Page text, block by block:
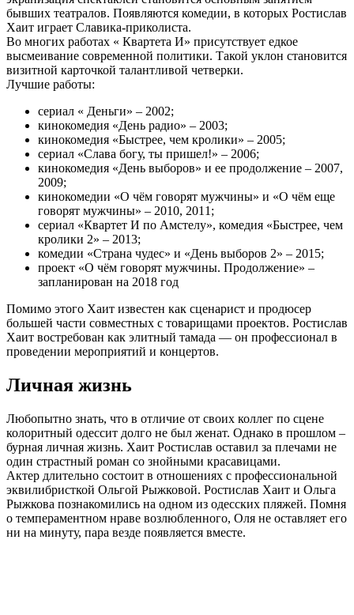
бывших театралов. Появляются комедии, в которых Ростислав
Хаит играет Славика-приколиста.
Во многих работах « Квартета И» присутствует едкое
высмеивание современной политики. Такой уклон становится
визитной карточкой талантливой четверки.
Лучшие работы:
сериал « Деньги» – 2002;
кинокомедия «День радио» – 2003;
кинокомедия «Быстрее, чем кролики» – 2005;
сериал «Слава богу, ты пришел!» – 2006;
кинокомедия «День выборов» и ее продолжение – 2007,
2009;
кинокомедии «О чём говорят мужчины» и «О чём еще
говорят мужчины» – 2010, 2011;
сериал «Квартет И по Амстелу», комедия «Быстрее, чем
кролики 2» – 2013;
комедии «Страна чудес» и «День выборов 2» – 2015;
проект «О чём говорят мужчины. Продолжение» –
запланирован на 2018 год
Помимо этого Хаит известен как сценарист и продюсер
большей части совместных с товарищами проектов. Ростислав
Хаит востребован как элитный тамада — он профессионал в
проведении мероприятий и концертов.
Личная жизнь
Любопытно знать, что в отличие от своих коллег по сцене
колоритный одессит долго не был женат. Однако в прошлом –
бурная личная жизнь. Хаит Ростислав оставил за плечами не
один страстный роман со знойными красавицами.
Актер длительно состоит в отношениях с профессиональной
эквилибристкой Ольгой Рыжковой. Ростислав Хаит и Ольга
Рыжкова познакомились на одном из одесских пляжей. Помня
о темпераментном нраве возлюбленного, Оля не оставляет его
ни на минуту, пара везде появляется вместе.